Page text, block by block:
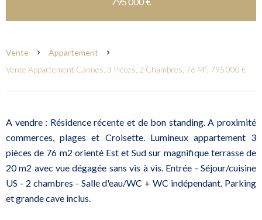
Vente
Appartement
Vente Appartement Cannes, 3 Pièces, 2 Chambres, 76 M², 795 000 €
A vendre : Résidence récente et de bon standing. A proximité
commerces, plages et Croisette. Lumineux appartement 3
pièces de 76 m2 orienté Est et Sud sur magnifique terrasse de
20 m2 avec vue dégagée sans vis à vis. Entrée - Séjour/cuisine
US - 2 chambres - Salle d'eau/WC + WC indépendant. Parking
et grande cave inclus.